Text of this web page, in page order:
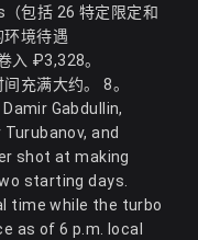
包括 26 特定限定和
境待遇
入 ₽3,328。
充满大约。 8。
Gabdullin,
and
shot at making
starting days.
time while the turbo
as of 6 p.m. local